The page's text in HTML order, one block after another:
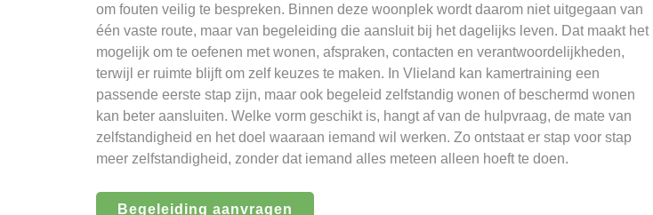
om fouten veilig te bespreken. Binnen deze woonplek wordt daarom niet uitgegaan van
één vaste route, maar van begeleiding die aansluit bij het dagelijks leven. Dat maakt het
mogelijk om te oefenen met wonen, afspraken, contacten en verantwoordelijkheden,
terwijl er ruimte blijft om zelf keuzes te maken. In Vlieland kan kamertraining een
passende eerste stap zijn, maar ook begeleid zelfstandig wonen of beschermd wonen
kan beter aansluiten. Welke vorm geschikt is, hangt af van de hulpvraag, de mate van
zelfstandigheid en het doel waaraan iemand wil werken. Zo ontstaat er stap voor stap
meer zelfstandigheid, zonder dat iemand alles meteen alleen hoeft te doen.
Begeleiding aanvragen